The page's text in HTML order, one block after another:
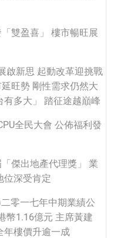
雙盈喜」 樓市暢旺展
啟新思 起動改革迎挑戰
旺勢 剛性需求仍然大
多大」 踏征途越巔峰
全民大會 公佈福利發
傑出地產代理獎」 業
位深受肯定
零一七年中期業績公
幣1.16億元 主席黃建
年樓價升逾一成